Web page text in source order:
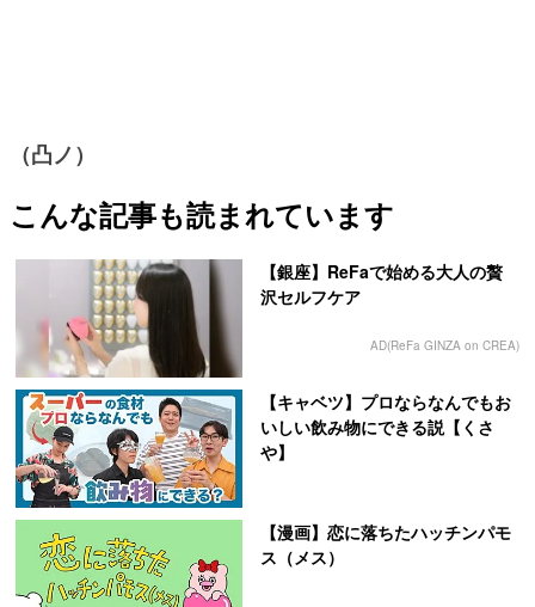
（凸ノ）
こんな記事も読まれています
【銀座】ReFaで始める大人の贅
沢セルフケア
AD(ReFa GINZA on CREA)
【キャベツ】プロならなんでもお
いしい飲み物にできる説【くさ
や】
【漫画】恋に落ちたハッチンパモ
ス（メス）